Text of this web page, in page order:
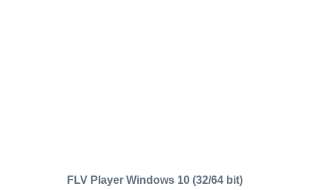
FLV Player Windows 10 (32/64 bit)